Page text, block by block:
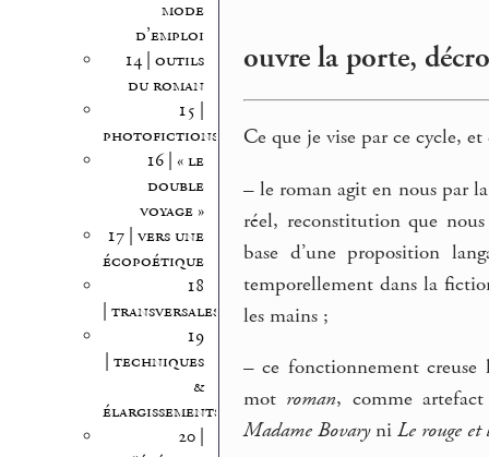
mode
d’emploi
14 | outils
du roman
15 |
photofictions
16 | « le
double
voyage »
17 | vers une
écopoétique
18
| transversales
19
| techniques
&
élargissements
20 |
ouvre la porte,
Ce que je vise par ce cycle,
– le roman agit en nous par
réel, reconstitution que
base d’une proposition
temporellement dans la
les mains ;
– ce fonctionnement
mot roman, comme
Madame BovaryniLe rouge